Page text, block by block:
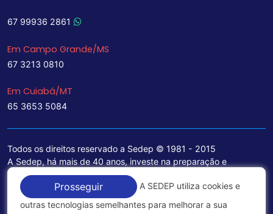
67 99936 2861
Em Campo Grande/MS
67 3213 0810
Em Cuiabá/MT
65 3653 5084
Todos os direitos reservado a Sedep © 1981 - 2015
A Sedep, há mais de 40 anos, investe na preparação e
treinamento de funcionários e na aquisição de tecnologia de
ponta para a ampliação de seu portfólio de serviços voltados
para a área jurídica, que contemplam informações seguras e
Prosseguir
A SEDEP utiliza cookies e
outras tecnologias semelhantes para melhorar a sua